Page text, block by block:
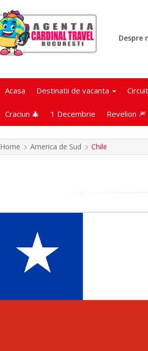
Despre
Acasa Destinatii de vacanta
Craciun 🎄 1 Decembrie Revelion 🎆
Home America de Sud Chile